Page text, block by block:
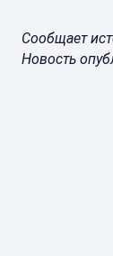
Сообщает
Новость